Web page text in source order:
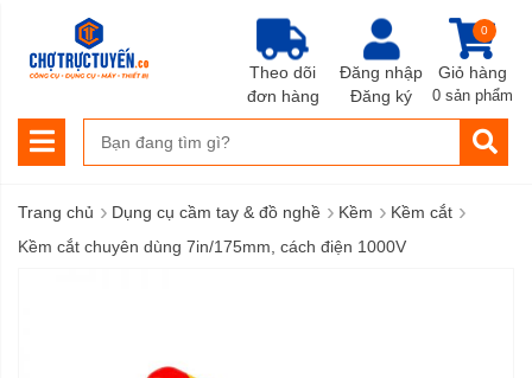
Đăng nhập
Đăng ký
Giỏ hàng
0
0 sản phẩm
Theo dõi
đơn hàng
Trang chủ › Dụng cụ cầm tay & đồ nghề › Kềm › Kềm cắt ›
Kềm cắt chuyên dùng 7in/175mm, cách điện 1000V